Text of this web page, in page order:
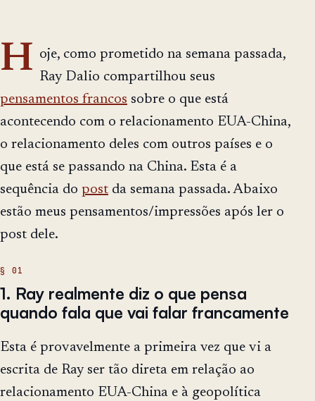
H oje, como prometido na semana passada,
Ray Dalio compartilhou seus
pensamentos francos sobre o que está
acontecendo com o relacionamento EUA-China,
o relacionamento deles com outros países e o
que está se passando na China. Esta é a
sequência do post da semana passada. Abaixo
estão meus pensamentos/impressões após ler o
post dele.
1. Ray realmente diz o que pensa
quando fala que vai falar francamente
Esta é provavelmente a primeira vez que vi a
escrita de Ray ser tão direta em relação ao
relacionamento EUA-China e à geopolítica